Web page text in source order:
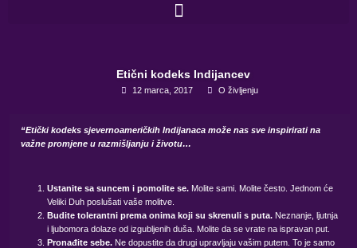
Etični kodeks Indijancev
12 marca, 2017 O življenju
“Etički kodeks sjevernoameričkih Indijanaca može nas sve inspirirati na
važne promjene u razmišljanju i životu…
Ustanite sa suncem i pomolite se. Molite sami. Molite često. Jednom će
Veliki Duh poslušati vaše molitve.
Budite tolerantni prema onima koji su skrenuli s puta. Neznanje, ljutnja
i ljubomora dolaze od izgubljenih duša. Molite da se vrate na ispravan put.
Pronađite sebe. Ne dopustite da drugi upravljaju vašim putem. To je samo